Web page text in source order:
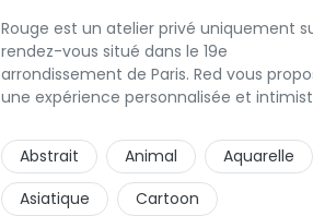
Rouge est un atelier privé uniquement
rendez-vous situé dans le 19e
arrondissement de Paris. Red vous propose
une expérience personnalisée et
?"C'est simple, cela permet de proposer
même qualité de service à tous les
tatoué(e)s. L'intérêt est de prendre son
temps, faire les bons choix, et toujours se
Abstrait Animal
Aquarelle
Asiatique
Cartoon